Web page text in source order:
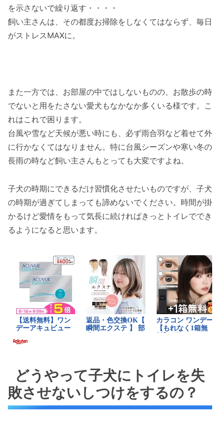
を示さないで繰り返す・・・・
飼い主さんは、その都度お掃除をしなくてはならず、毎日
がストレスMAXに。
また一方では、お部屋の中ではしないものの、お散歩の時
でないと用をたさない愛犬もなかなか多くいる様です。こ
れはこれで困ります。
台風や雪など天候が悪い時にも、必ず雨合羽など着せて外
に行かなくてはなりません。特に台風シーズンや寒い冬の
長雨の時など飼い主さんもとっても大変ですよね。
子犬の時期にできるだけ習慣化させたいものですが、子犬
の時期が過ぎてしまっても諦めないでください。時間が掛
かるけど愛情をもって気長に続ければきっとトイレででき
るようになると思います。
どうやって子犬にトイレを失
敗させないしつけをするの？